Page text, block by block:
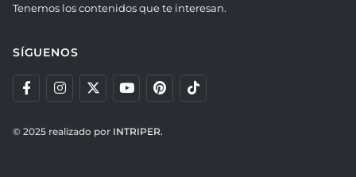
Tenemos los contenidos que te interesan.
SÍGUENOS
© 2025 realizado por INTRIPER.